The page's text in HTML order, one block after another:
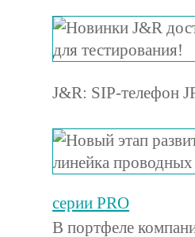
J&R: SIP-телефон
серии PRO
В портфеле